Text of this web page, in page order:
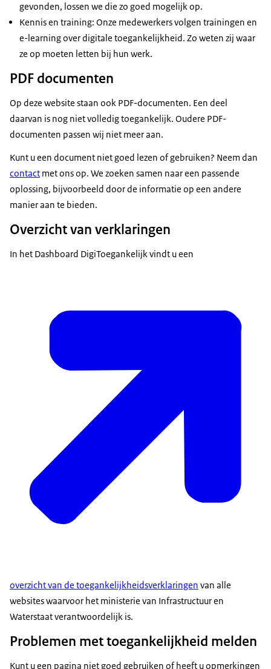
gevonden, lossen we die zo goed mogelijk op.
Kennis en training: Onze medewerkers volgen trainingen en
e-learning over digitale toegankelijkheid. Zo weten zij waar
ze op moeten letten bij hun werk.
PDF documenten
Op deze website staan ook PDF-documenten. Een deel
daarvan is nog niet volledig toegankelijk. Oudere PDF-
documenten passen wij niet meer aan.
Kunt u een document niet goed lezen of gebruiken? Neem dan
contact met ons op. We zoeken samen naar een passende
oplossing, bijvoorbeeld door de informatie op een andere
manier aan te bieden.
Overzicht van verklaringen
In het Dashboard DigiToegankelijk vindt u een
overzicht van de toegankelijkheidsverklaringen van alle
websites waarvoor het ministerie van Infrastructuur en
Waterstaat verantwoordelijk is.
Problemen met toegankelijkheid melden
Kunt u een pagina niet goed gebruiken of heeft u opmerkingen